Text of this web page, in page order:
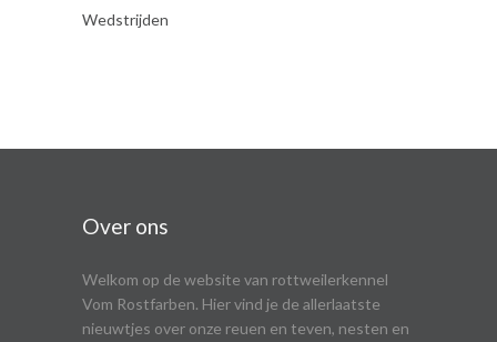
Wedstrijden
Over ons
Welkom op de website van rottweilerkennel
Vom Rostfarben. Hier vind je de allerlaatste
nieuwtjes over onze reuen en teven, nesten en